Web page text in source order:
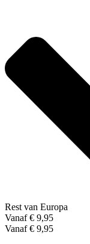
Rest van Europa
Vanaf € 9,95
Vanaf € 9,95